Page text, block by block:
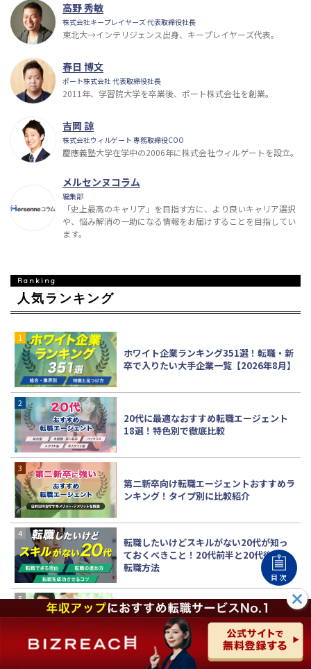
高野 秀敏
株式会社キープレイヤーズ 代表取締役社長
東北大→インテリジェンス出身、キープレイヤーズ代表。
春日 博文
ポート株式会社 代表取締役社長
2011年、学習院大学を卒業後、ポート株式会社を創業。
吉岡 諒
株式会社ウィルゲート 専務取締役COO
慶應義塾大学在学中の2006年に株式会社ウィルゲートを設立。
メルセンヌコラム
編集部
「史上最高のキャリア」を目指す方に、より良いキャリア選択
や、悩み解消の一助になる情報をお届けすることを目指してい
ます。
人気ランキング
ホワイト企業ランキング351選！転職・新
卒で入りたい大手企業一覧【2026年8月】
20代に最適なおすすめ転職エージェント
18選！特色別で徹底比較
第二新卒向け転職エージェントおすすめラ
ンキング！タイプ別に比較紹介
転職したいけどスキルがない20代が知っ
ておくべきこと！20代前半と20代後半の
転職方法
マイナビ転職エージェントの登録方法は？
最新画像を使って手順を詳細解説！
目次